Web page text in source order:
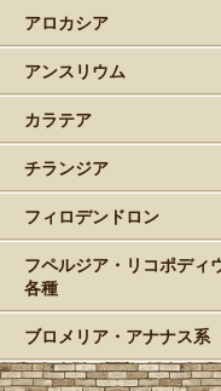
アロカシア
アンスリウム
カラテア
チランジア
フィロデンドロン
フペルジア・リコポディ
各種
ブロメリア・アナナス系